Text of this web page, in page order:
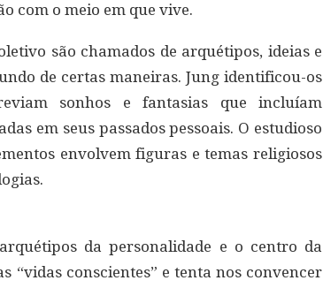
com o meio em que vive.
são chamados de arquétipos, ideias e
de certas maneiras. Jung identificou-os
sonhos e fantasias que incluíam
em seus passados pessoais. O estudioso
envolvem figuras e temas religiosos
da personalidade e o centro da
“vidas conscientes” e tenta nos convencer